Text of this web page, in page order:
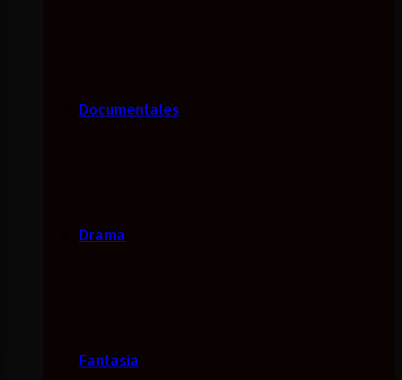
Documentales
Drama
Fantasía